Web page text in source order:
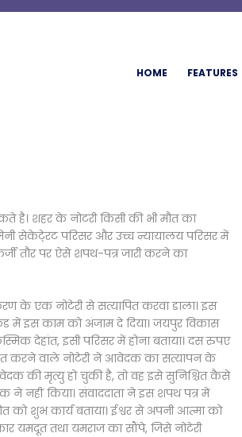
HOME FEATURES
है। शहर के नोटरी किसी की भी मौत का
सेकेटे्रट परिसर और उच्च न्यायालय परिसर में
तौर पर ऐसे शपथ-पत्र जारी करने का
के एक नोटेरी से सत्यापित करवा डाला। इस
में इस काम को अंजाम दे दिया। जयपुर विकास
देहांत, इसी परिसर में होना बताया। दस रुपए
करने वाले नोटेरी ने आवेदक का सत्यापन के
की मृत्यु हो चुकी है, तो वह इसे सुनिश्चित कैसे
नहीं किया। संवाददाता ने इस शपथ पत्र में
को शुभ कार्य बताया। ईश्वर से अपनी आत्मा को
यमदूत तथा यमराज का सौंपे, जिसे नोटेरी